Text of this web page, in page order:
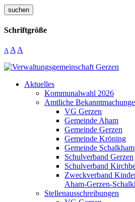
suchen
Schriftgröße
A A A
Aktuelles
Kommunalwahl 2026
Amtliche
VG Gerzen
Gemeinde Aham
Gemeinde Gerzen
Gemeinde Kröning
Gemeinde Schalkham
Schulverband Gerzen
Schulverband
Zweckverband
Aham-Gerzen-
Stellenausschreibungen